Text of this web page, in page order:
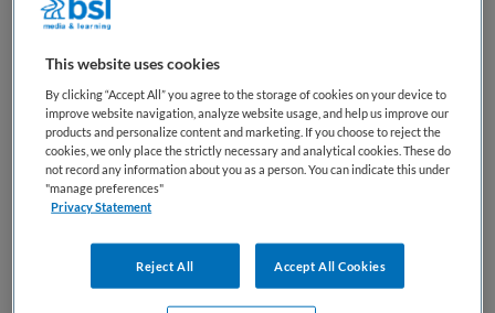
Senior
Vacature niet beschikbaar
Deze vacature Teamleider Facilitair bij Eemhart is niet meer
actueel. Hieronder staan enkele vergelijkbare vacatures die
voor u wellicht interessant zijn.
This website uses cookies
By clicking “Accept All” you agree to the storage of cookies on your device to
improve website navigation, analyze website usage, and help us improve our
products and personalize content and marketing. If you choose to reject the
cookies, we only place the strictly necessary and analytical cookies. These do
not record any information about you as a person. You can indicate this under
"manage preferences"
Privacy Statement
Reject All Accept All Cookies